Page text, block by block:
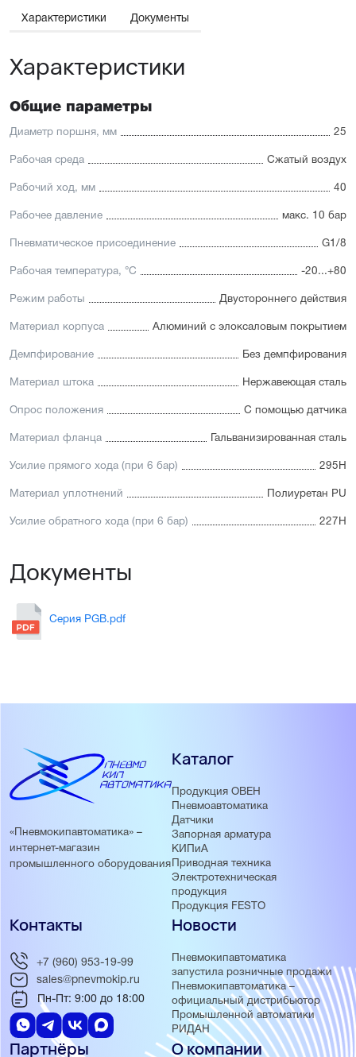
Взаимозаменяемость с подобными цилиндрами других
направляющая изготовлены из высококачественной
нержавеющей стали, устойчивой к коррозии. Для
применяется хромированная сталь
замены на уплотнения с расширенным температурным
Характеристики Документы
Характеристики
Общие параметры
Диаметр поршня, мм 25
Рабочая среда Сжатый воздух
Рабочий ход, мм 40
Рабочее давление макс. 10 бар
Пневматическое присоединение G1/8
Рабочая температура, °C -20...+80
Режим работы Двустороннего действия
Материал корпуса Алюминий с элоксаловым покрытием
Демпфирование Без демпфирования
Материал штока Нержавеющая сталь
Опрос положения С помощью датчика
Материал фланца Гальванизированная сталь
Усилие прямого хода (при 6 бар) 295Н
Материал уплотнений Полиуретан PU
Усилие обратного хода (при 6 бар) 227Н
Документы
Серия PGB.pdf
«Пневмокипавтоматика» –
интернет-магазин
промышленного оборудования
Каталог
Продукция ОВЕН
Пневмоавтоматика
Датчики
Запорная арматура
КИПиА
Приводная техника
Электротехническая
продукция
Продукция FESTO
Новости
Пневмокипавтоматика
запустила розничные продажи
Пневмокипавтоматика –
официальный дистрибьютор
Промышленной автоматики
РИДАН
Партнёры О компании
Контакты
+7 (960) 953-19-99
sales@pnevmokip.ru
Пн-Пт: 9:00 до 18:00